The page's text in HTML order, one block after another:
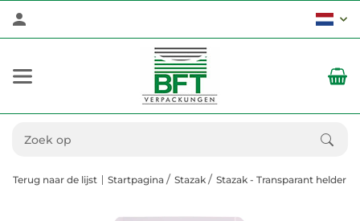
Terug naar de lijst Startpagina Stazak Stazak - Transparant helder